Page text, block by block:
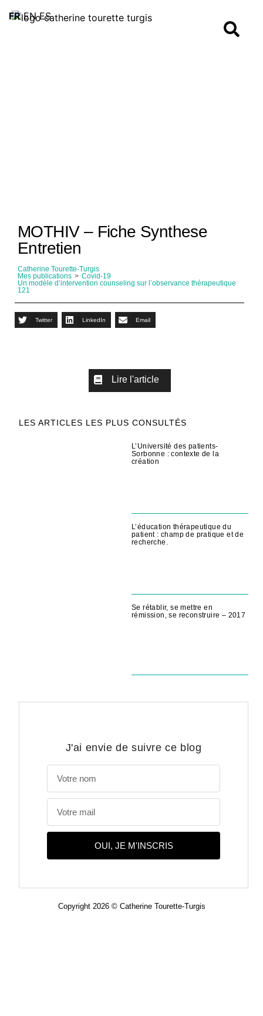
MOTHIV – Fiche Synthese
Entretien
Catherine Tourette-Turgis
Mes publications > Covid-19
Un modèle d’intervention counseling sur l’observance thérapeutique
121
Twitter LinkedIn Email
Lire l'article
J'ai envie de suivre ce blog
OUI, JE M'INSCRIS
LES ARTICLES LES PLUS CONSULTÉS
L’Université des patients-
Sorbonne : contexte de la
création
L’éducation thérapeutique du
patient : champ de pratique et de
recherche.
Se rétablir, se mettre en
rémission, se reconstruire – 2017
Copyright 2026 © Catherine Tourette-Turgis
FR EN ES